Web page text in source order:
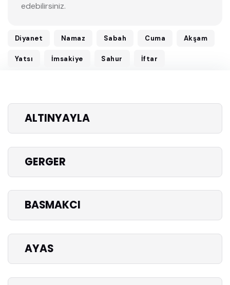
edebilirsiniz.
Diyanet Namaz Sabah Cuma Akşam
Yatsı İmsakiye Sahur İftar
ALTINYAYLA
GERGER
BASMAKCI
AYAS